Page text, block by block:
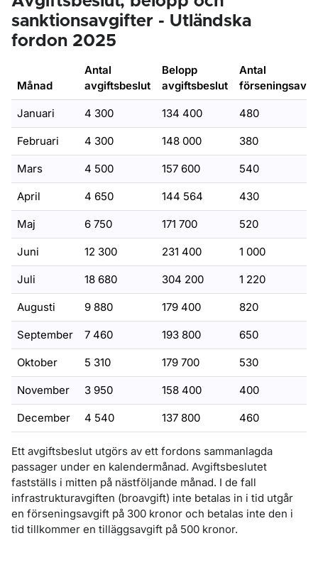
sanktionsavgifter - Utländska
fordon 2025
Månad
Antal
avgiftsbeslut
Belopp
avgiftsbeslut
Antal
Januari 4 300 134 400 480
Februari 4 300 148 000 380
Mars 4 500 157 600 540
April 4 650 144 564 430
Maj 6 750 171 700 520
Juni 12 300 231 400 1 000
Juli 18 680 304 200 1 220
Augusti 9 880 179 400 820
September 7 460 193 800 650
Oktober 5 310 179 700 530
November 3 950 158 400 400
December 4 540 137 800 460
Ett avgiftsbeslut utgörs av ett fordons sammanlagda
passager under en kalendermånad. Avgiftsbeslutet
fastställs i mitten på nästföljande månad. I de fall
infrastrukturavgiften (broavgift) inte betalas in i tid utgår
en förseningsavgift på 300 kronor och betalas inte den i
tid tillkommer en tilläggsavgift på 500 kronor.